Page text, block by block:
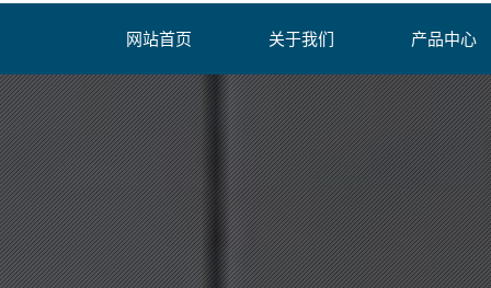
网站首页 关于我们 产品中心